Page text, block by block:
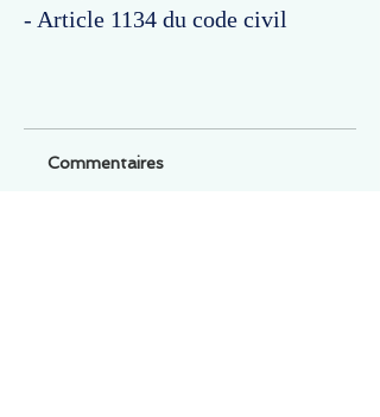
- Article 1134 du code civil
Commentaires